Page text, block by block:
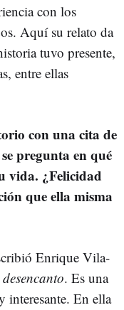
con los
Aquí su relato da
tuvo presente,
entre ellas
con una cita de
pregunta en qué
vida. ¿Felicidad
que ella misma
Enrique Vila-
. Es una
interesante. En ella